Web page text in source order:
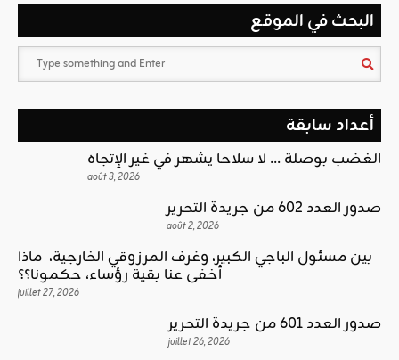
البحث في الموقع
أعداد سابقة
الغضب بوصلة … لا سلاحا يشهر في غير الإتجاه
août 3, 2026
صدور العدد 602 من جريدة التحرير
août 2, 2026
بين مسئول الباجي الكبير، وغرف المرزوقي الخارجية، ماذا
أخفى عنا بقية رؤساء، حكمونا؟؟
juillet 27, 2026
صدور العدد 601 من جريدة التحرير
juillet 26, 2026